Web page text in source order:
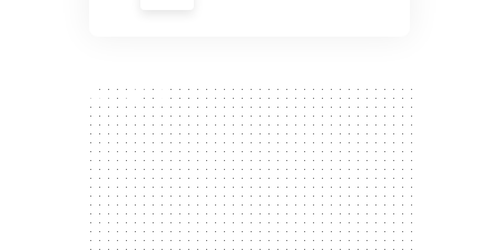
300 x 250